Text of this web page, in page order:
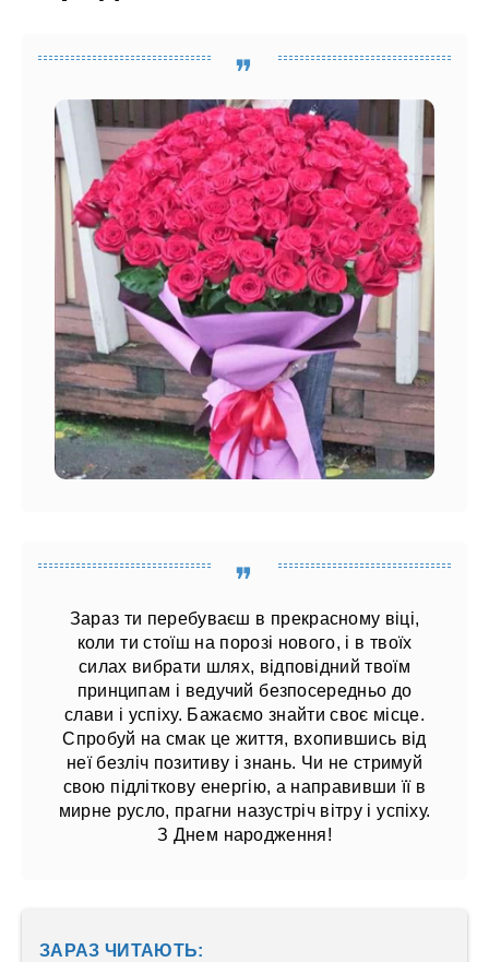
Зараз ти перебуваєш в прекрасному віці,
коли ти стоїш на порозі нового, і в твоїх
силах вибрати шлях, відповідний твоїм
принципам і ведучий безпосередньо до
слави і успіху. Бажаємо знайти своє місце.
Спробуй на смак це життя, вхопившись від
неї безліч позитиву і знань. Чи не стримуй
свою підліткову енергію, а направивши її в
мирне русло, прагни назустріч вітру і успіху.
З Днем народження!
ЗАРАЗ ЧИТАЮТЬ: